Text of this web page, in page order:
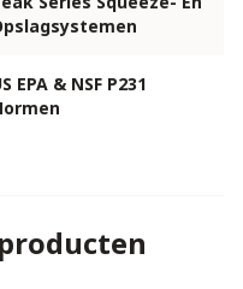
EPA & NSF P231